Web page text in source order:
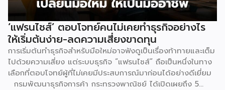
‘แฟรนไชส์’ ตอบโจทย์คนไม่เคยทำธุรกิจอย่างไร
ให้เริ่มต้นง่าย-ลดความเสี่ยงขาดทุน
การเริ่มต้นทำธุรกิจสำหรับมือใหม่อาจฟังดูเป็นเรื่องท้าทายและเต็ม
ไปด้วยความเสี่ยง แต่ระบบธุรกิจ “แฟรนไชส์” ถือเป็นหนึ่งในทาง
เลือกที่ตอบโจทย์ผู้ที่ไม่เคยมีประสบการณ์มาก่อนได้อย่างดีเยี่ยม
กรมพัฒนาธุรกิจการค้า กระทรวงพาณิชย์ ได้เปิดเผยถึง 5